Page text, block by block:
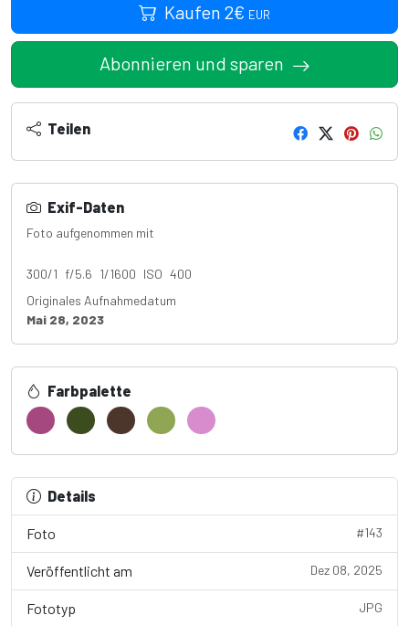
Kaufen 2€ EUR
Abonnieren und sparen
Teilen
Exif-Daten
Foto aufgenommen mit
300/1 f/5.6 1/1600 ISO 400
Originales Aufnahmedatum
Mai 28, 2023
Farbpalette
Details
Foto #143
Veröffentlicht am Dez 08, 2025
Fototyp JPG